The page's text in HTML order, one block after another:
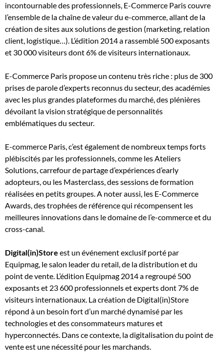
incontournable des professionnels, E-Commerce Paris couvre
l’ensemble de la chaîne de valeur du e-commerce, allant de la
création de sites aux solutions de gestion (marketing, relation
client, logistique…). L’édition 2014 a rassemblé 500 exposants
et 30 000 visiteurs dont 6% de visiteurs internationaux.
E-Commerce Paris propose un contenu très riche : plus de 300
prises de parole d’experts reconnus du secteur, des académies
avec les plus grandes plateformes du marché, des plénières
dévoilant la vision stratégique de personnalités
emblématiques du secteur.
E-commerce Paris, c’est également de nombreux temps forts
plébiscités par les professionnels, comme les Ateliers
Solutions, carrefour de partage d’expériences d’early
adopteurs, ou les Masterclass, des sessions de formation
réalisées en petits groupes. A noter aussi, les E-Commerce
Awards, des trophées de référence qui récompensent les
meilleures innovations dans le domaine de l’e-commerce et du
cross-canal.
Digital(in)Store est un événement exclusif porté par
Equipmag, le salon leader du retail, de la distribution et du
point de vente. L’édition Equipmag 2014 a regroupé 500
exposants et 23 600 professionnels et experts dont 7% de
visiteurs internationaux. La création de Digital(in)Store
répond à un besoin fort d’un marché dynamisé par les
technologies et des consommateurs matures et
hyperconnectés. Dans ce contexte, la digitalisation du point de
vente est une nécessité pour les marchands.